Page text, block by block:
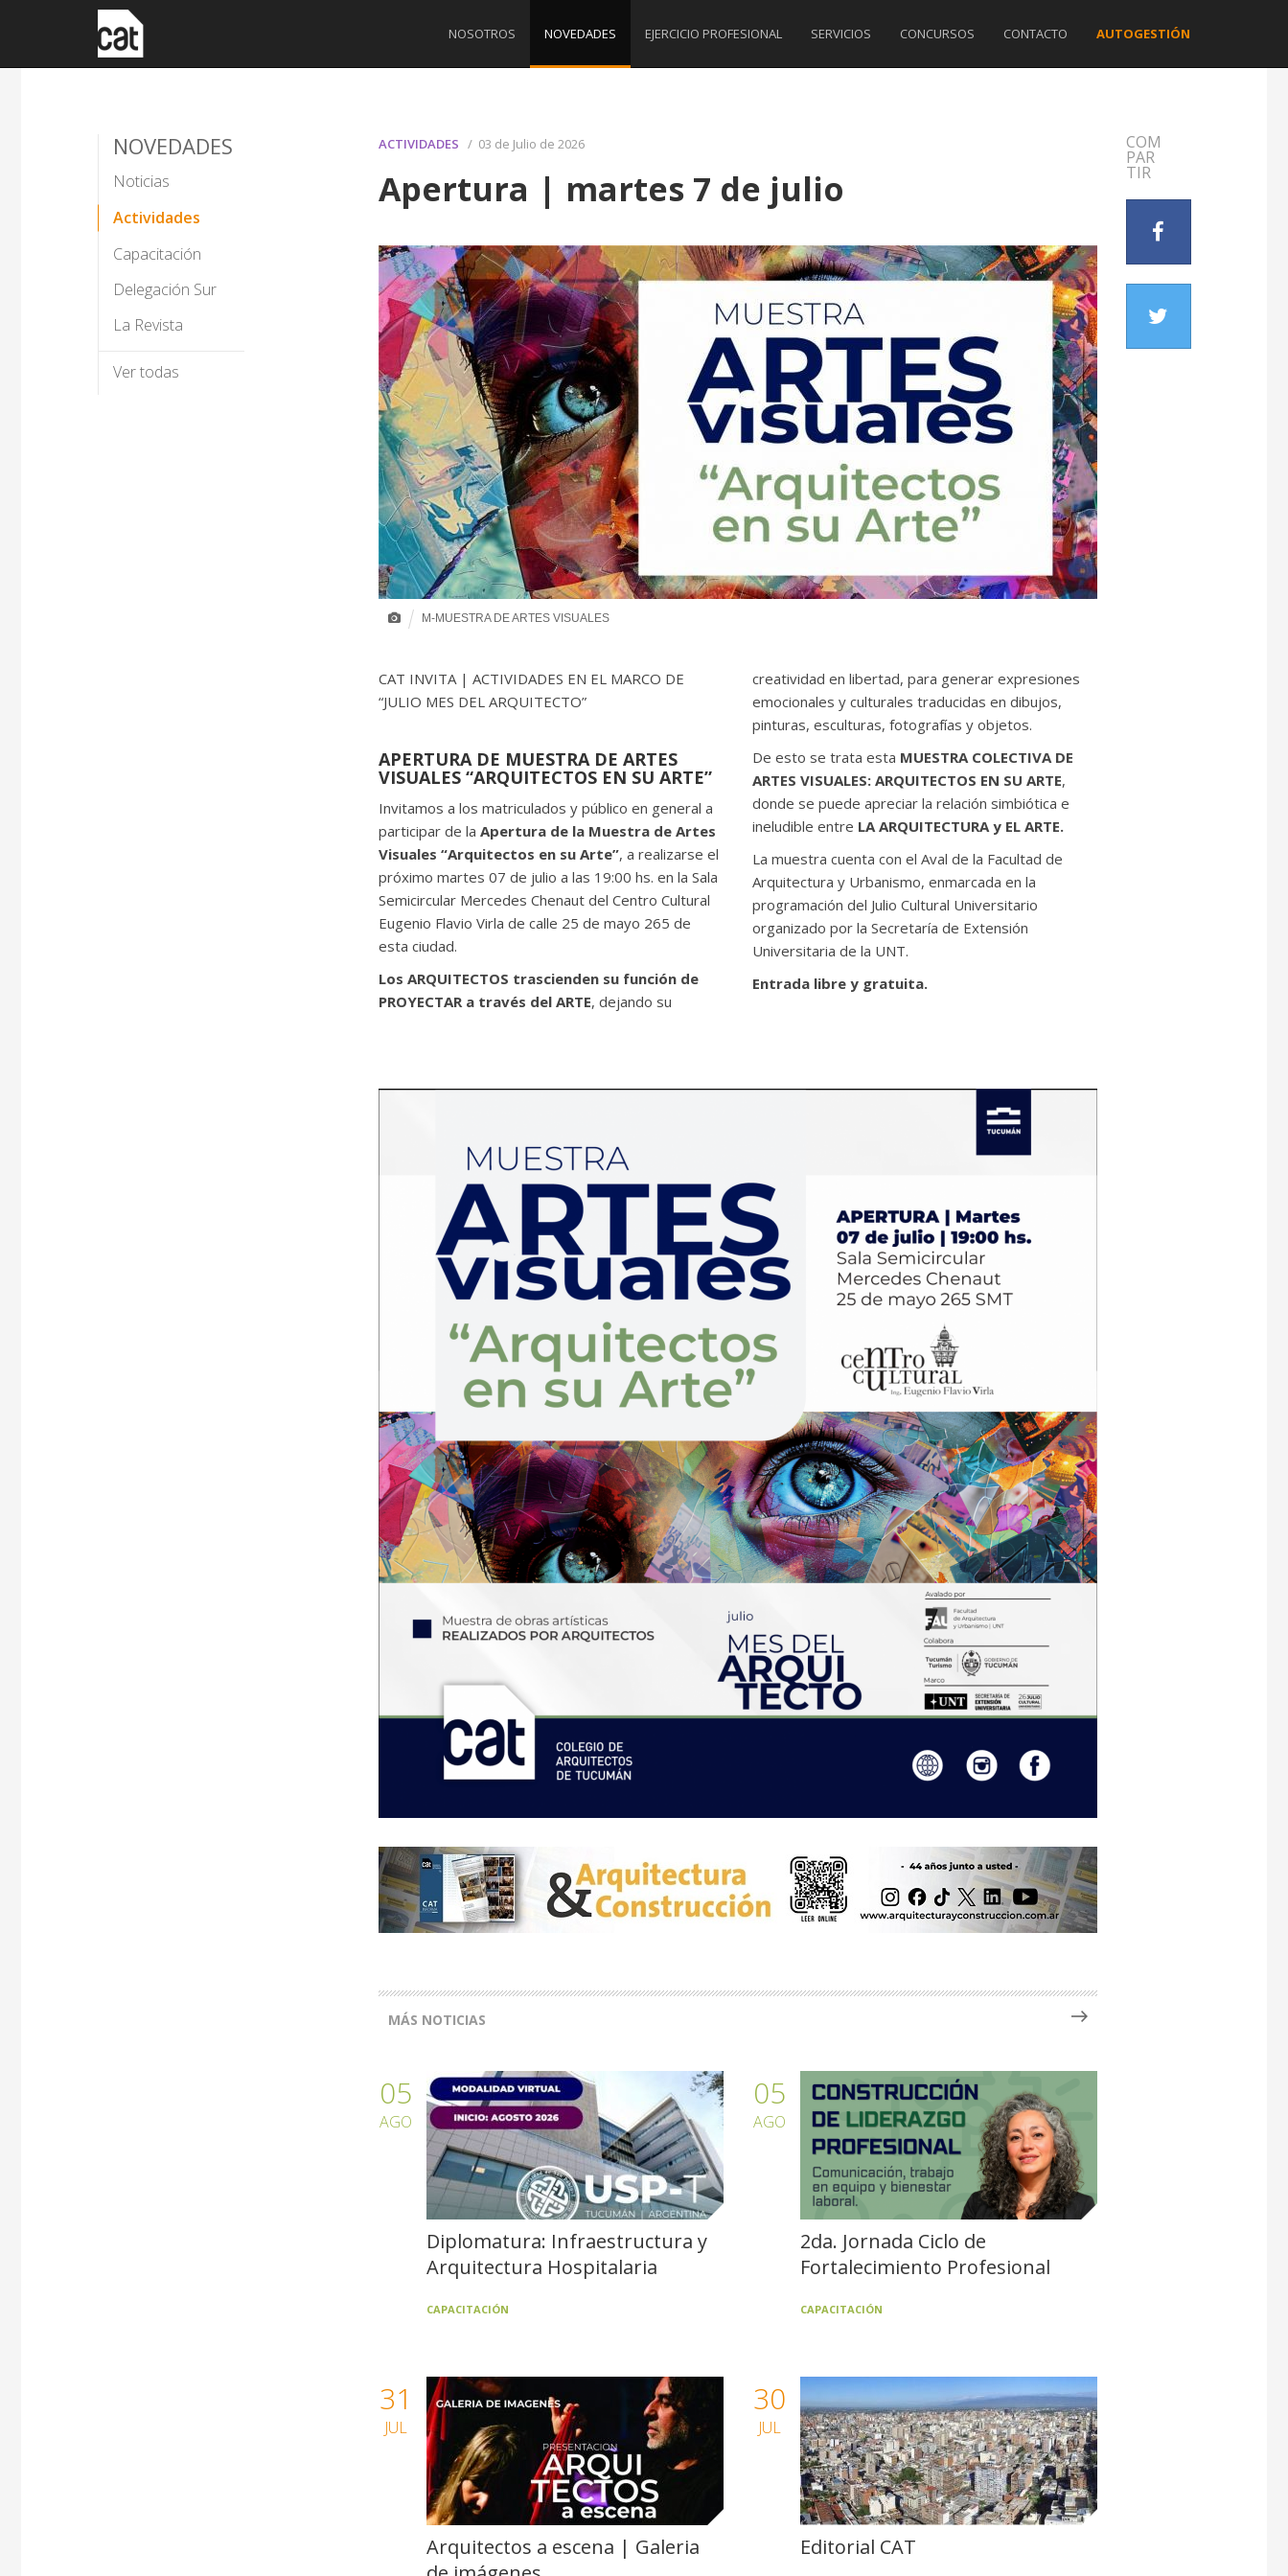
NOSOTROS NOVEDADES EJERCICIO PROFESIONAL SERVICIOS CONCURSOS CONTACTO AUTOGESTIÓN
NOVEDADES
Noticias
Actividades
Capacitación
Delegación Sur
La Revista
Ver todas
ACTIVIDADES / 03 de Julio de 2026
Apertura | martes 7 de julio
M-MUESTRA DE ARTES VISUALES
CAT INVITA | ACTIVIDADES EN EL MARCO DE
“JULIO MES DEL ARQUITECTO”
APERTURA DE MUESTRA DE ARTES
VISUALES “ARQUITECTOS EN SU ARTE”
Invitamos a los matriculados y público en general a
participar de la Apertura de la Muestra de Artes
Visuales “Arquitectos en su Arte”, a realizarse el
próximo martes 07 de julio a las 19:00 hs. en la Sala
Semicircular Mercedes Chenaut del Centro Cultural
Eugenio Flavio Virla de calle 25 de mayo 265 de
esta ciudad.
Los ARQUITECTOS trascienden su función de
PROYECTAR a través del ARTE, dejando su
creatividad en libertad, para generar expresiones
emocionales y culturales traducidas en dibujos,
pinturas, esculturas, fotografías y objetos.
De esto se trata esta MUESTRA COLECTIVA DE
ARTES VISUALES: ARQUITECTOS EN SU ARTE,
donde se puede apreciar la relación simbiótica e
ineludible entre LA ARQUITECTURA y EL ARTE.
La muestra cuenta con el Aval de la Facultad de
Arquitectura y Urbanismo, enmarcada en la
programación del Julio Cultural Universitario
organizado por la Secretaría de Extensión
Universitaria de la UNT.
Entrada libre y gratuita.
MÁS NOTICIAS
05
AGO
Diplomatura: Infraestructura y
Arquitectura Hospitalaria
CAPACITACIÓN
05
AGO
2da. Jornada Ciclo de
Fortalecimiento Profesional
CAPACITACIÓN
31
JUL
Arquitectos a escena | Galeria
30
JUL
Editorial CAT
COM
PAR
TIR